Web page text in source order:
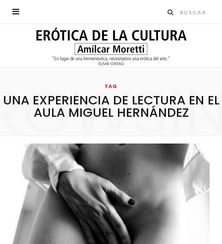
TAG
UNA EXPERIENCIA DE LECTURA EN EL
AULA MIGUEL HERNÁNDEZ